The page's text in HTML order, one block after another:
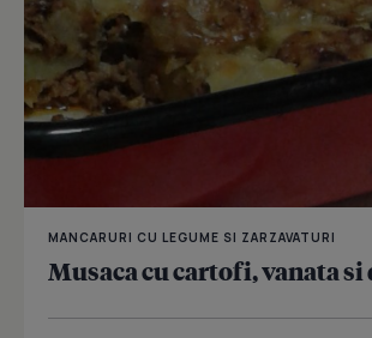
MANCARURI CU LEGUME SI ZARZAVATURI
Musaca cu cartofi, vanata